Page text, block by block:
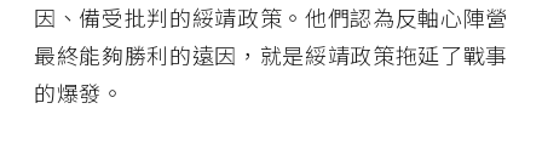
因、備受批判的綏靖政策。他們認為反軸心陣營
最終能夠勝利的遠因，就是綏靖政策拖延了戰事
的爆發。